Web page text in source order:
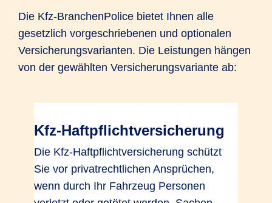
Die Kfz-BranchenPolice bietet Ihnen alle
gesetzlich vorgeschriebenen und optionalen
Versicherungsvarianten. Die Leistungen hängen
von der gewählten Versicherungsvariante ab:
Kfz-Haftpflichtversicherung
Die Kfz-Haftpflichtversicherung schützt
Sie vor privatrechtlichen Ansprüchen,
wenn durch Ihr Fahrzeug Personen